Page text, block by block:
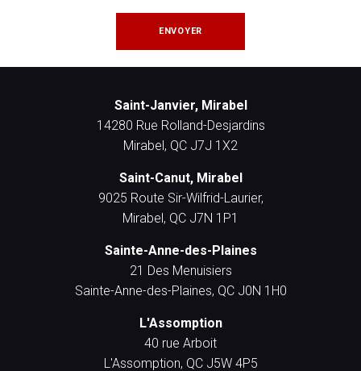
ENVOYER
Saint-Janvier, Mirabel
14280 Rue Rolland-Desjardins
Mirabel, QC J7J 1X2
Saint-Canut, Mirabel
9025 Route Sir-Wilfrid-Laurier,
Mirabel, QC J7N 1P1
Sainte-Anne-des-Plaines
21 Des Menuisiers
Sainte-Anne-des-Plaines, QC J0N 1H0
L'Assomption
40 rue Arboit
L'Assomption, QC J5W 4P5